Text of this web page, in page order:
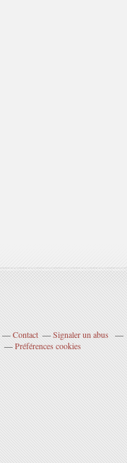
Contact
Signaler un abus
Préférences cookies